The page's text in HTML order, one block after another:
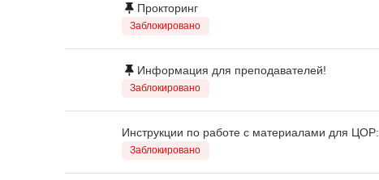
Прокторинг
Заблокировано
Информация для преподавателей!
Заблокировано
Инструкции по работе с материалами для ЦОР:
Заблокировано